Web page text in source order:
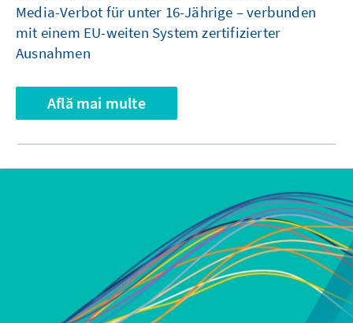
Media-Verbot für unter 16-Jährige – verbunden
mit einem EU-weiten System zertifizierter
Ausnahmen
Află mai multe